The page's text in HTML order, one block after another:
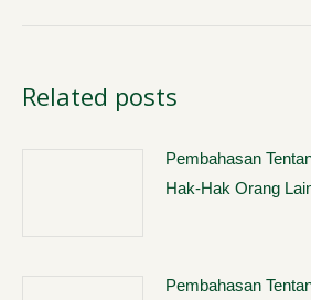
Related posts
Pembahasan
Hak-Hak Orang
Pembahasan